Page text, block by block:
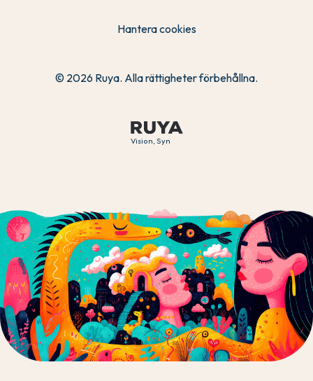
Vision, Syn
Hantera cookies
© 2026 Ruya. Alla rättigheter förbehållna.